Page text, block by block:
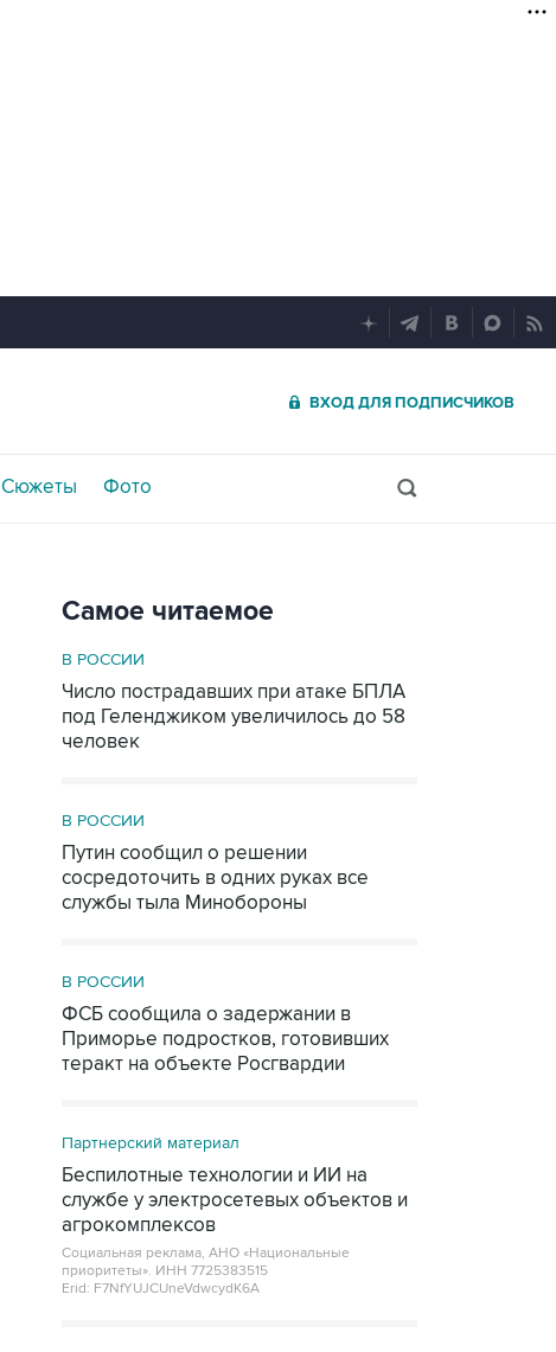
ВХОД ДЛЯ ПОДПИСЧИКОВ
Сюжеты Фото
Самое читаемое
В РОССИИ
Число пострадавших при атаке БПЛА
под Геленджиком увеличилось до 58
человек
В РОССИИ
Путин сообщил о решении
сосредоточить в одних руках все
службы тыла Минобороны
В РОССИИ
ФСБ сообщила о задержании в
Приморье подростков, готовивших
теракт на объекте Росгвардии
Партнерский материал
Беспилотные технологии и ИИ на
службе у электросетевых объектов и
агрокомплексов
Социальная реклама, АНО «Национальные
приоритеты». ИНН 7725383515
Erid: F7NfYUJCUneVdwcydK6A